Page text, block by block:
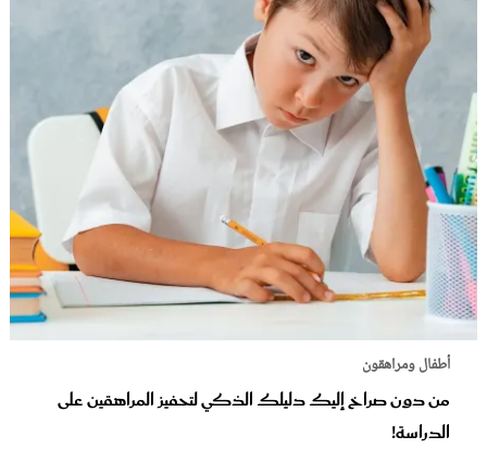
أطفال ومراهقون
من دون صراخ إليك دليلك الذكي لتحفيز المراهقين على
الدراسة!